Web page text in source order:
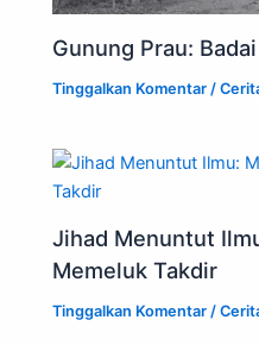
Gunung Prau:
Tinggalkan Komentar /
Jihad Menuntut
Memeluk Takdir
Tinggalkan Komentar /